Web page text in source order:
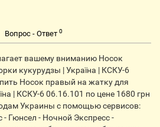
Вопрос - Ответ 0
вашему вниманию Носок
кукурудзы | Україна | КСКУ-6
Носок правый на жатку для
| КСКУ-6 06.16.101 по цене 1680 грн
Украины с помощью сервисов:
- Ночной Экспресс -